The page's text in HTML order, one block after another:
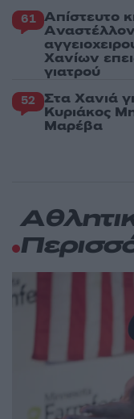
61 Απίστευτο
Χανίων
γιατρού
52 Στα Χανιά
Κυριάκος
Μαρέβα